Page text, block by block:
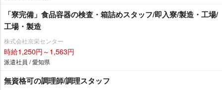
「寮完備」食品容器の検査・箱詰めスタッフ/即入寮/製造・工場/
工場・製造
株式会社京栄センター
時給1,250円～1,563円
派遣社員 / 愛知県
無資格可の調理師/調理スタッフ